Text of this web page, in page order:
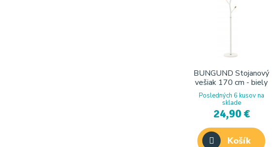
BUNGUND Stojanový
vešiak 170 cm - biely
Posledných 6 kusov na
sklade
24,90 €
Košík